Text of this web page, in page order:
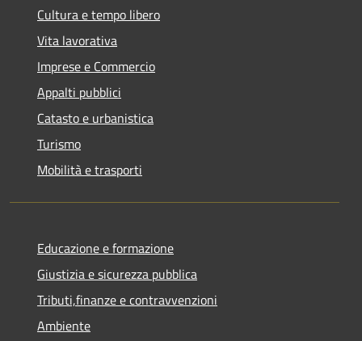
Cultura e tempo libero
Vita lavorativa
Imprese e Commercio
Appalti pubblici
Catasto e urbanistica
Turismo
Mobilità e trasporti
Educazione e formazione
Giustizia e sicurezza pubblica
Tributi,finanze e contravvenzioni
Ambiente